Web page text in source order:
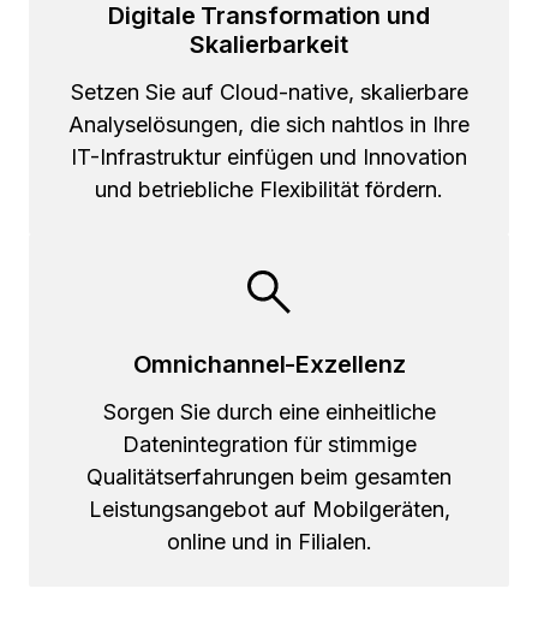
Digitale Transformation und
Skalierbarkeit
Setzen Sie auf Cloud-native, skalierbare
Analyselösungen, die sich nahtlos in Ihre
IT-Infrastruktur einfügen und Innovation
und betriebliche Flexibilität fördern.
Omnichannel-Exzellenz
Sorgen Sie durch eine einheitliche
Datenintegration für stimmige
Qualitätserfahrungen beim gesamten
Leistungsangebot auf Mobilgeräten,
online und in Filialen.